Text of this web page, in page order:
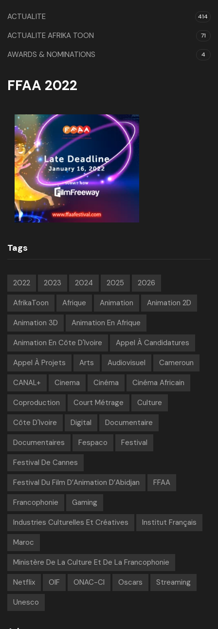
ACTUALITE 414
ACTUALITE AFRIKA TOON 71
AWARDS & NOMINATIONS 4
FFAA 2022
Tags
2022 2023 2024 2025 2026
AfrikaToon Afrique Animation Animation 2D
Animation 3D Animation En Afrique
Animation En Côte D'Ivoire Appel À Candidatures
Appel À Projets Arts Audiovisuel Cameroun
CANAL+ Cinema Cinéma Cinéma Africain
Coproduction Court Métrage Culture
Côte D'Ivoire Digital Documentaire
Documentaires Fespaco Festival
Festival De Cannes
Festival Du Film D’Animation D’Abidjan FFAA
Francophonie Gaming
Industries Culturelles Et Créatives Institut Français
Maroc
Ministère De La Culture Et De La Francophonie
Netflix OIF ONAC-CI Oscars Streaming
Unesco